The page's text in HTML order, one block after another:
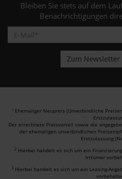
Bleiben Sie stets auf dem
Benachrichtigungen
1 Ehemaliger Neupreis (Unverbindliche
Der errechnete Preisvorteil sowie die
der ehemaligen unverbindlichen
Erstzulassung
2 Hierbei handelt es sich um ein
Irrtümer
3 Hierbei handelt es sich um ein Leasing-